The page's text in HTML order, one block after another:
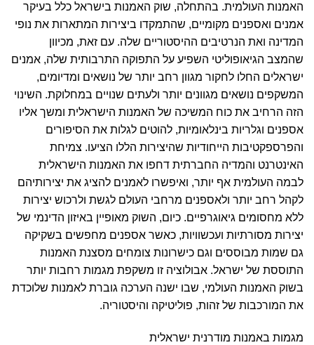
האמנות העולמית. בהתחלה, שוק האמנות בישראל כלל בעיקר
אמנים ואספנים מקומיים, שהתמקדו ביצירות המתארות את נופי
המדינה ואת הנרטיבים ההיסטוריים שלה. עם זאת, מכיוון
שהמצב הגיאופוליטי השפיע על התפוקה התרבותית שלה, אמנים
ישראלים החלו לחקור מגוון רחב יותר של נושאים ומדיומים,
המשקפים נושאים מגוונים יותר ולעתים שנויים במחלוקת. השינוי
הזה הרחיב את כוח המשיכה של האמנות הישראלית ומשך אליו
אספנים וגלריות בינלאומיות, להוטים לגלות את הסיפורים
והפרספקטיבות הייחודיות שהיצירות הללו הציעו. צמיחת
האינטרנט והמדיה החברתית דחפו את האמנות הישראלית
לבמה העולמית אף יותר, ואיפשרו לאמנים להציג את יצירותיהם
לקהל רחב יותר ולאספנים מרחבי העולם לגשת ולרכוש יצירות
ללא מחסומים גיאוגרפיים. כיום, השוק מאופיין באיזון הדינמי של
יצירות מסורתיות ועכשוויות, כאשר אספנים מחפשים בשקיקה
גם שמות מבוססים וגם כישרונות צומחים מסצנת האמנות
התוססת של ישראל. אבולוציה זו משקפת מגמות רחבות יותר
בשוק האמנות העולמי, שבו ישנה הערכה גוברת לאמנות שלוכדת
את המורכבות של זהות, פוליטיקה והיסטוריה.
מגמות באמנות מודרנית ישראלית